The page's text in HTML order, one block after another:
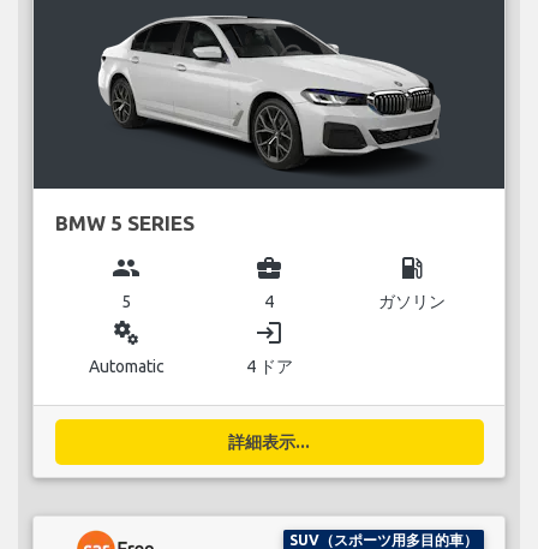
BMW 5 SERIES
group
5
business_center
4
local_gas_station
ガソリン
miscellaneous_services
Automatic
login
4 ドア
詳細表示...
SUV（スポーツ用多目的車）